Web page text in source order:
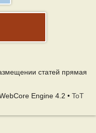
статей прямая
Engine 4.2 • ToT